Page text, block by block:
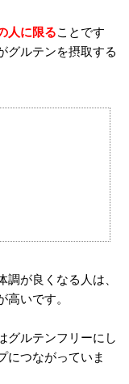
人に限ることです
グルテンを摂取する
が良くなる人は、
いです。
グルテンフリーにし
につながっていま